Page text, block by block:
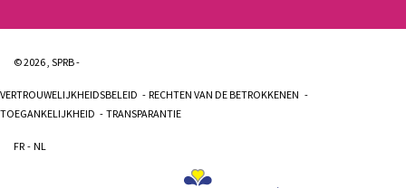
© 2026 , SPRB -
VERTROUWELIJKHEIDSBELEID
RECHTEN VAN DE BETROKKENEN
TOEGANKELIJKHEID
TRANSPARANTIE
FR NL